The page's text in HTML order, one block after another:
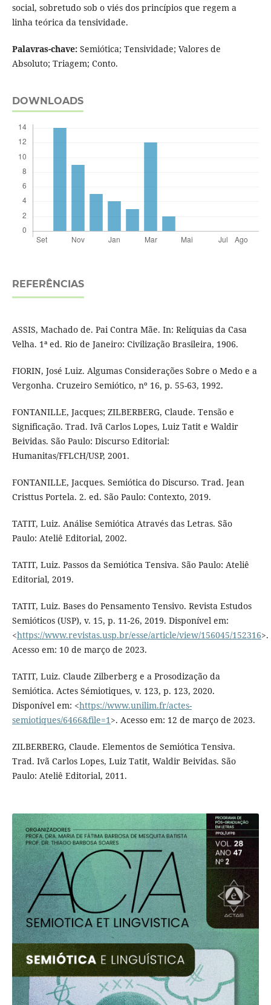
social, sobretudo sob o viés dos princípios que regem a
linha teórica da tensividade.
Palavras-chave:Semiótica; Tensividade; Valores de
Absoluto; Triagem; Conto.
DOWNLOADS
REFERÊNCIAS
ASSIS, Machado de. Pai Contra Mãe. In: Relíquias da Casa
Velha. 1ª ed. Rio de Janeiro: Civilização Brasileira, 1906.
FIORIN, José Luiz. Algumas Considerações Sobre o Medo e a
Vergonha. Cruzeiro Semiótico, nº 16, p. 55-63, 1992.
FONTANILLE, Jacques; ZILBERBERG, Claude. Tensão e
Significação. Trad. Ivã Carlos Lopes, Luiz Tatit e Waldir
Beividas. São Paulo: Discurso Editorial:
Humanitas/FFLCH/USP, 2001.
FONTANILLE, Jacques. Semiótica do Discurso. Trad. Jean
Cristtus Portela. 2. ed. São Paulo: Contexto, 2019.
TATIT, Luiz. Análise Semiótica Através das Letras. São
Paulo: Ateliê Editorial, 2002.
TATIT, Luiz. Passos da Semiótica Tensiva. São Paulo: Ateliê
Editorial, 2019.
TATIT, Luiz. Bases do Pensamento Tensivo. Revista Estudos
Semióticos (USP), v. 15, p. 11-26, 2019. Disponível em:
<https://www.revistas.usp.br/esse/article/view/156045/152316>.
Acesso em: 10 de março de 2023.
TATIT, Luiz. Claude Zilberberg e a Prosodização da
Semiótica. Actes Sémiotiques, v. 123, p. 123, 2020.
Disponível em: <https://www.unilim.fr/actes-
semiotiques/6466&file=1>. Acesso em: 12 de março de 2023.
ZILBERBERG, Claude. Elementos de Semiótica Tensiva.
Trad. Ivã Carlos Lopes, Luiz Tatit, Waldir Beividas. São
Paulo: Ateliê Editorial, 2011.